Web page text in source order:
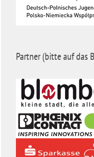
Partner (bitte auf das